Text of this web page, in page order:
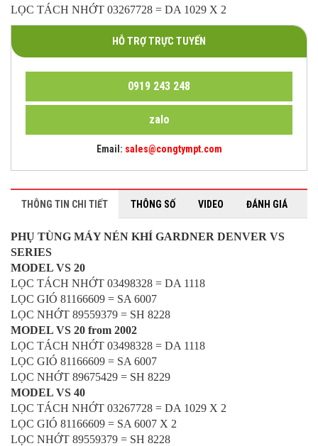
LỌC TÁCH NHỚT 03267728 = DA 1029 X 2
HỖ TRỢ TRỰC TUYẾN
0919 243 248
zalo
Email: sales@congtympt.com
THÔNG TIN CHI TIẾT THÔNG SỐ VIDEO ĐÁNH GIÁ
PHỤ TÙNG MÁY NÉN KHÍ GARDNER DENVER VS
SERIES
MODEL VS 20
LỌC TÁCH NHỚT 03498328 = DA 1118
LỌC GIÓ 81166609 = SA 6007
LỌC NHỚT 89559379 = SH 8228
MODEL VS 20 from 2002
LỌC TÁCH NHỚT 03498328 = DA 1118
LỌC GIÓ 81166609 = SA 6007
LỌC NHỚT 89675429 = SH 8229
MODEL VS 40
LỌC TÁCH NHỚT 03267728 = DA 1029 X 2
LỌC GIÓ 81166609 = SA 6007 X 2
LỌC NHỚT 89559379 = SH 8228